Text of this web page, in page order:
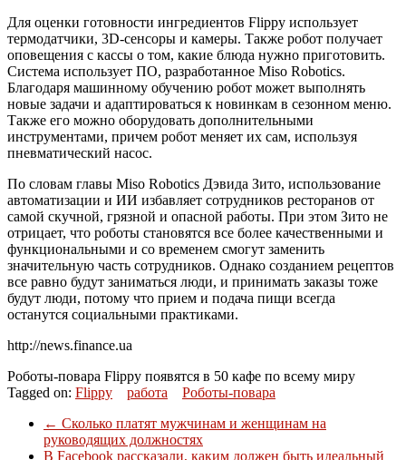
Для оценки готовности ингредиентов Flippy использует
термодатчики, 3D-сенсоры и камеры. Также робот получает
оповещения с кассы о том, какие блюда нужно приготовить.
Система использует ПО, разработанное Miso Robotics.
Благодаря машинному обучению робот может выполнять
новые задачи и адаптироваться к новинкам в сезонном меню.
Также его можно оборудовать дополнительными
инструментами, причем робот меняет их сам, используя
пневматический насос.
По словам главы Miso Robotics Дэвида Зито, использование
автоматизации и ИИ избавляет сотрудников ресторанов от
самой скучной, грязной и опасной работы. При этом Зито не
отрицает, что роботы становятся все более качественными и
функциональными и со временем смогут заменить
значительную часть сотрудников. Однако созданием рецептов
все равно будут заниматься люди, и принимать заказы тоже
будут люди, потому что прием и подача пищи всегда
останутся социальными практиками.
http://news.finance.ua
Роботы-повара Flippy появятся в 50 кафе по всему миру
Tagged on: Flippy работа
Роботы-повара
← Сколько платят мужчинам и женщинам на
руководящих должностях
В Facebook рассказали, каким должен быть идеальный